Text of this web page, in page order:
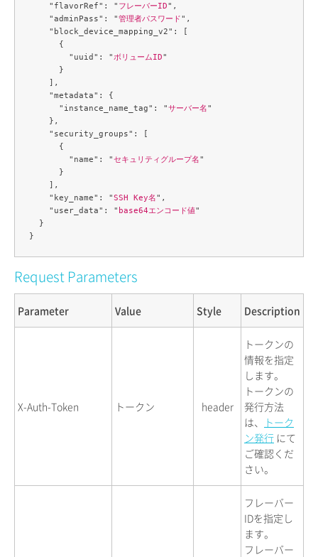
    "flavorRef": "
フレーバーID",
    "adminPass": "
管理者パスワード",
    "block_device_mapping_v2": [
      {
        "uuid": "
ボリュームID"
      }
    ],
    "metadata": {
      "instance_name_tag": "
サーバー名"
    },
    "security_groups": [
      {
        "name": "
セキュリティグループ名"
      }
    ],
    "key_name": "
SSH Key名",
    "user_data": "
base64エンコード値"
  }
Request Parameters
Parameter Value Style Description
X-Auth-Token トークン header
トークンの
情報を指定
します。
トークンの
発行方法
は、
トーク
ン発行 にて
ご確認くだ
さい。
フレーバー
IDを指定し
ます。
フレーバー